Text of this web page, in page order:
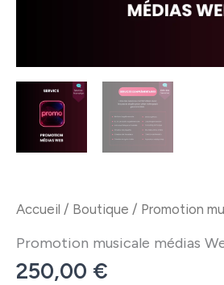
Accueil / Boutique / Promotion
Promotion musicale médias
250,00 €